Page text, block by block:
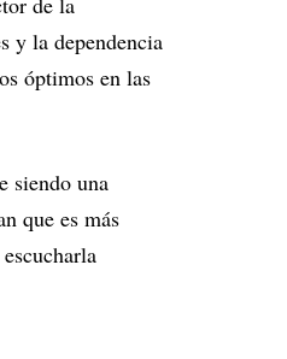
y la dependencia
óptimos en las
siendo una
que es más